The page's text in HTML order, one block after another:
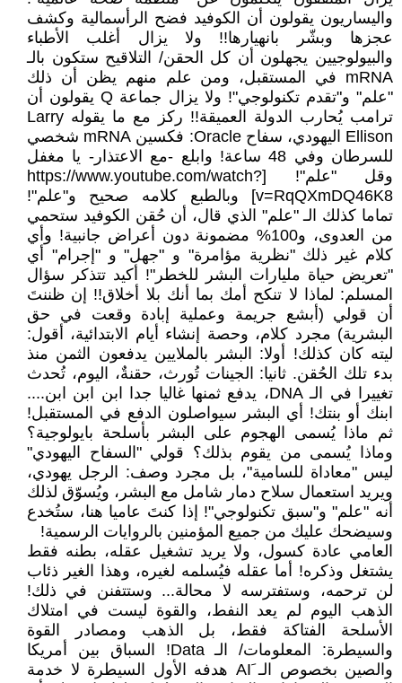
واليساريون يقولون أن الكوفيد فضح الرأسمالية وكشف
عجزها وبشّر بانهيارها!! ولا يزال أغلب الأطباء
والبيولوجيين يجهلون أن كل الحقن/ التلاقيح ستكون بالـ
mRNA في المستقبل، ومن علم منهم يظن أن ذلك
"علم" و"تقدم تكنولوجي"! ولا يزال جماعة Q يقولون أن
ترامب يُحارب الدولة العميقة!! ركز مع ما يقوله Larry
Ellison اليهودي، سفاح Oracle: فكسين mRNA شخصي
للسرطان وفي 48 ساعة! وابلع -مع الاعتذار- يا مغفل
وقل "علم"! [https://www.youtube.com/watch?
v=RqQXmDQ46K8] وبالطبع كلامه صحيح و"علم"!
تماما كذلك الـ "علم" الذي قال، أن حُقن الكوفيد ستحمي
من العدوى، و100% مضمونة دون أعراض جانبية! وأي
كلام غير ذلك "نظرية مؤامرة" و "جهل" و "إجرام" أي
"تعريض حياة مليارات البشر للخطر"! أكيد تتذكر سؤال
المسلم: لماذا لا تنكح أمك بما أنك بلا أخلاق!! إن ظننتَ
أن قولي (أبشع جريمة وعملية إبادة وقعت في حق
البشرية) مجرد كلام، وحصة إنشاء أيام الابتدائية، أقول:
ليته كان كذلك! أولا: البشر بالملايين يدفعون الثمن منذ
بدء تلك الحُقن. ثانيا: الجينات تُورث، حقنةٌ، اليوم، تُحدث
تغييرا في الـ DNA، يدفع ثمنها غاليا جدا ابن ابن ابن....
ابنك أو بنتك! أي البشر سيواصلون الدفع في المستقبل!
ثم ماذا يُسمى الهجوم على البشر بأسلحة بايولوجية؟
وماذا يُسمى من يقوم بذلك؟ قولي "السفاح اليهودي"
ليس "معاداة للسامية"، بل مجرد وصف: الرجل يهودي،
ويريد استعمال سلاح دمار شامل مع البشر، ويُسوّق لذلك
أنه "علم" و"سبق تكنولوجي"! إذا كنتَ عاميا هنا، ستُخدع
وسيضحك عليك من جميع المؤمنين بالروايات الرسمية!
العامي عادة كسول، ولا يريد تشغيل عقله، بطنه فقط
يشتغل وذكره! أما عقله فيُسلمه لغيره، وهذا الغير ذئاب
لن ترحمه، وستفترسه لا محالة... وستتفنن في ذلك!
الذهب اليوم لم يعد النفط، والقوة ليست في امتلاك
الأسلحة الفتاكة فقط، بل الذهب ومصادر القوة
والسيطرة: المعلومات/ الـ Data! السباق بين أمريكا
والصين بخصوص الـ َAI هدفه الأول السيطرة لا خدمة